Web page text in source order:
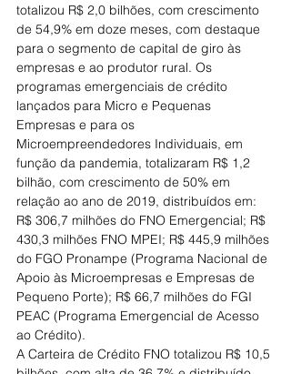
totalizou R$ 2,0 bilhões, com crescimento
de 54,9% em doze meses, com destaque
para o segmento de capital de giro às
empresas e ao produtor rural. Os
programas emergenciais de crédito
lançados para Micro e Pequenas
Empresas e para os
Microempreendedores Individuais, em
função da pandemia, totalizaram R$ 1,2
bilhão, com crescimento de 50% em
relação ao ano de 2019, distribuídos em:
R$ 306,7 milhões do FNO Emergencial; R$
430,3 milhões FNO MPEI; R$ 445,9 milhões
do FGO Pronampe (Programa Nacional de
Apoio às Microempresas e Empresas de
Pequeno Porte); R$ 66,7 milhões do FGI
PEAC (Programa Emergencial de Acesso
ao Crédito).
A Carteira de Crédito FNO totalizou R$ 10,5